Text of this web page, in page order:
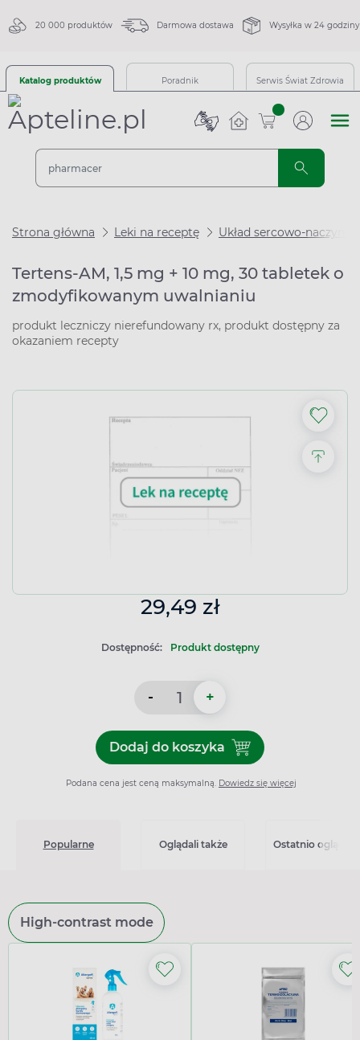
20 000 produktów Darmowa dostawa Wysyłka w 24 godziny
Katalog produktów Poradnik Serwis Świat Zdrowia
sztuk
Strona główna Leki na receptę Układ sercowo-
Tertens-AM, 1,5 mg + 10 mg, 30 tabletek o
zmodyfikowanym uwalnianiu
produkt leczniczy nierefundowany rx, produkt dostępny za
okazaniem recepty
29,49 zł
Dostępność: Produkt dostępny
- +
Dodaj do koszykaDodaj do koszyka
Podana cena jest ceną maksymalną. Dowiedz się więcej
Popularne Oglądali także Ostatnio
High-contrast mode